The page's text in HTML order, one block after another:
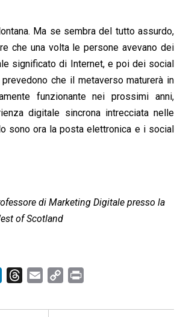
Ma se sembra del tutto assurdo,
che una volta le persone avevano dei
significato di Internet, e poi dei social
che il metaverso maturerà in
funzionante nei prossimi anni,
digitale sincrona intrecciata nelle
sono ora la posta elettronica e i social
di Marketing Digitale presso la
of Scotland
n
r
a
p
i